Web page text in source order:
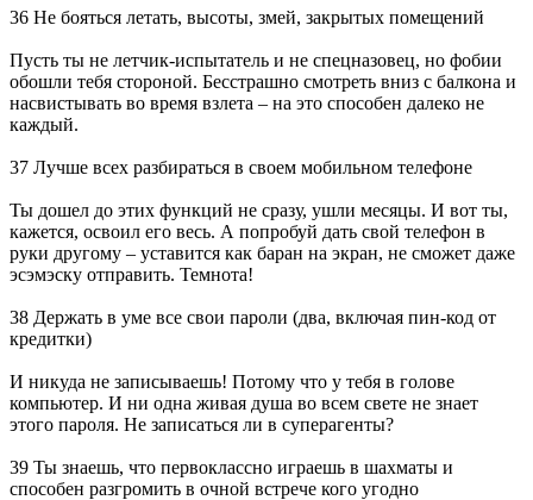
36 Не бояться летать, высоты, змей, закрытых помещений
Пусть ты не летчик-испытатель и не спецназовец, но фобии
обошли тебя стороной. Бесстрашно смотреть вниз с балкона и
насвистывать во время взлета – на это способен далеко не
каждый.
37 Лучше всех разбираться в своем мобильном телефоне
Ты дошел до этих функций не сразу, ушли месяцы. И вот ты,
кажется, освоил его весь. А попробуй дать свой телефон в
руки другому – уставится как баран на экран, не сможет даже
эсэмэску отправить. Темнота!
38 Держать в уме все свои пароли (два, включая пин-код от
кредитки)
И никуда не записываешь! Потому что у тебя в голове
компьютер. И ни одна живая душа во всем свете не знает
этого пароля. Не записаться ли в суперагенты?
39 Ты знаешь, что первоклассно играешь в шахматы и
способен разгромить в очной встрече кого угодно